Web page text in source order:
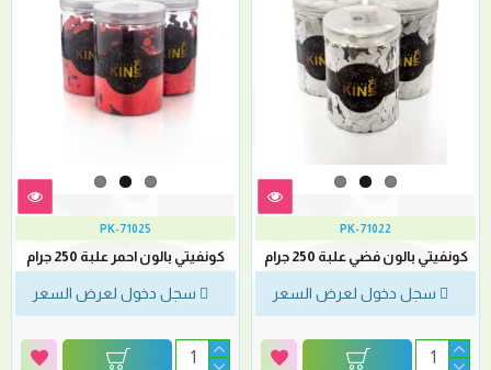
PK-71022
كونفيتي بالون فضي علبة 250 جرام
سجل دخول لعرض السعر
PK-71025
كونفيتي بالون احمر علبة 250 جرام
سجل دخول لعرض السعر